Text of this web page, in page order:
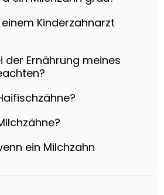
Kinderzahnarzt
der Ernährung meines
ein Milchzahn